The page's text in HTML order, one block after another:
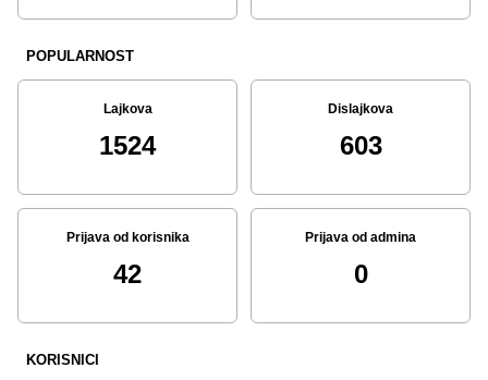
POPULARNOST
Lajkova
1524
Dislajkova
603
Prijava od korisnika
42
Prijava od admina
0
KORISNICI